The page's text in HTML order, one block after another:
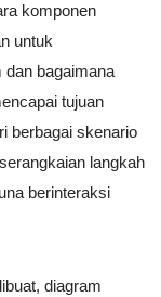
komponen
untuk
dan bagaimana
tujuan
berbagai skenario
langkah
berinteraksi
diagram